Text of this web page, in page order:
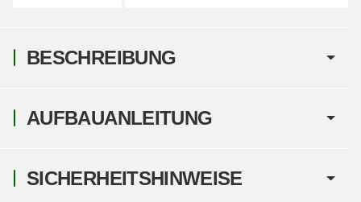
BESCHREIBUNG
AUFBAUANLEITUNG
SICHERHEITSHINWEISE